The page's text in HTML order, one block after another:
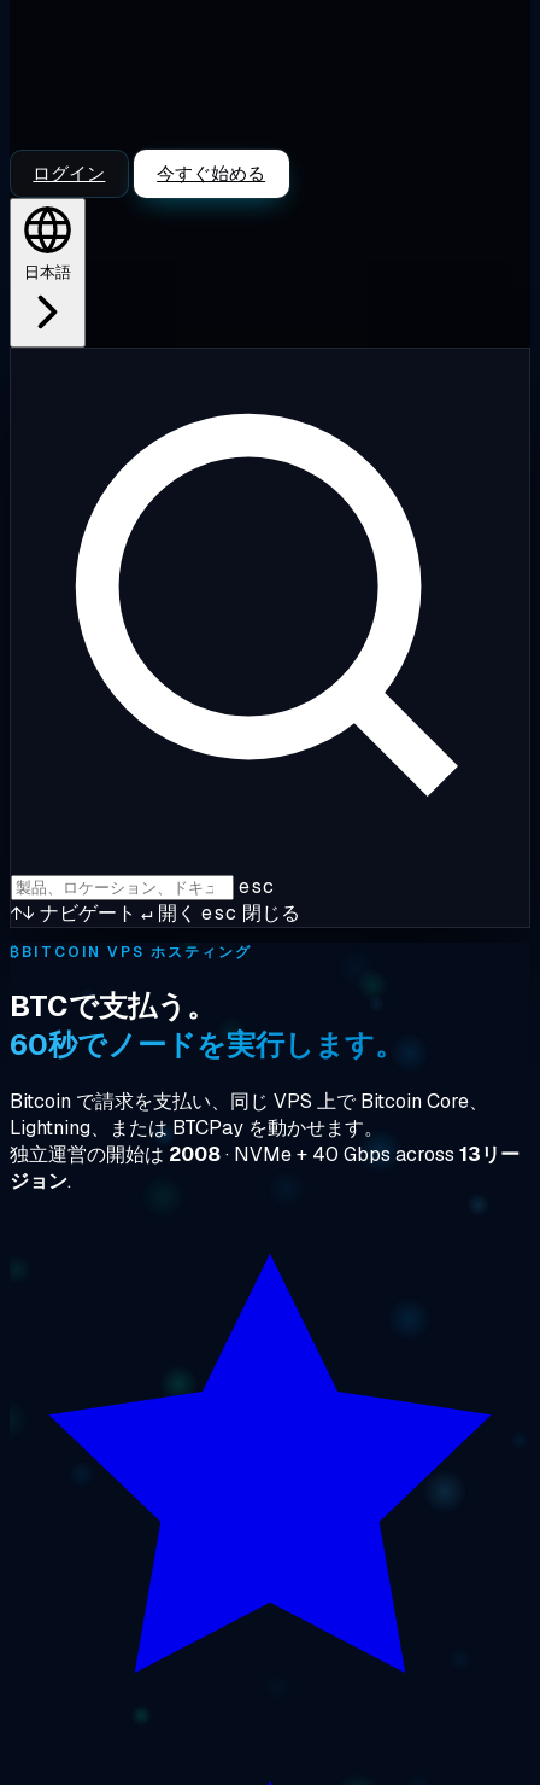
ログイン 今すぐ始める
日本語
esc
↑↓ ナビゲート ↵ 開く esc 閉じる
₿BITCOIN VPS ホスティング
BTCで支払う。
60秒でノードを実行します。
Bitcoin で請求を支払い、同じ VPS 上で Bitcoin Core、
Lightning、または BTCPay を動かせます。
独立運営の開始は 2008· NVMe + 40 Gbps across 13リー
ジョン.